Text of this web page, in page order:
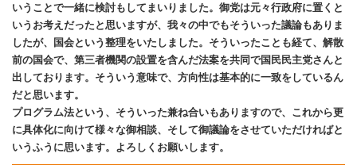
いうことで一緒に検討もしてまいりました。御党は元々行政府に置くと
いうお考えだったと思いますが、我々の中でもそういった議論もありま
したが、国会という整理をいたしました。そういったことも経て、解散
前の国会で、第三者機関の設置を含んだ法案を共同で国民民主党さんと
出しております。そういう意味で、方向性は基本的に一致をしているん
だと思います。
プログラム法という、そういった兼ね合いもありますので、これから更
に具体化に向けて様々な御相談、そして御議論をさせていただければと
いうふうに思います。よろしくお願いします。